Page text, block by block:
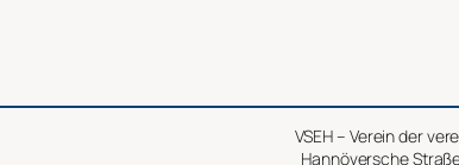
VSEH – Verein der
Hannöversche